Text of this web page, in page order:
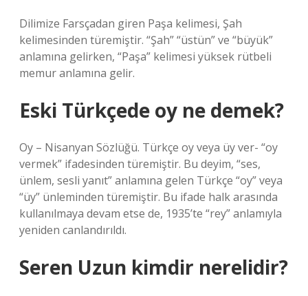
Dilimize Farsçadan giren Paşa kelimesi, Şah
kelimesinden türemiştir. “Şah” “üstün” ve “büyük”
anlamına gelirken, “Paşa” kelimesi yüksek rütbeli
memur anlamına gelir.
Eski Türkçede oy ne demek?
Oy – Nisanyan Sözlüğü. Türkçe oy veya üy ver- “oy
vermek” ifadesinden türemiştir. Bu deyim, “ses,
ünlem, sesli yanıt” anlamına gelen Türkçe “oy” veya
“üy” ünleminden türemiştir. Bu ifade halk arasında
kullanılmaya devam etse de, 1935’te “rey” anlamıyla
yeniden canlandırıldı.
Seren Uzun kimdir nerelidir?